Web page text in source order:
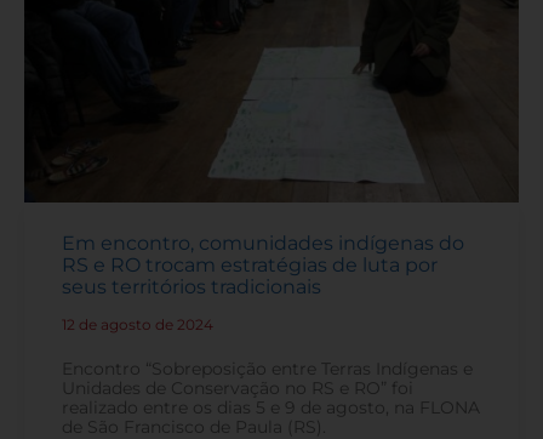
Em encontro, comunidades indígenas do
RS e RO trocam estratégias de luta por
seus territórios tradicionais
12 de agosto de 2024
Encontro “Sobreposição entre Terras Indígenas e
Unidades de Conservação no RS e RO” foi
realizado entre os dias 5 e 9 de agosto, na FLONA
de São Francisco de Paula (RS).